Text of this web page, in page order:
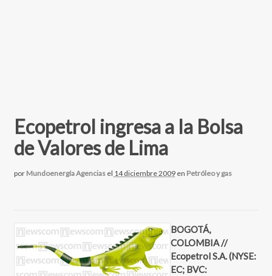
Ecopetrol ingresa a la Bolsa
de Valores de Lima
por Mundoenergía Agencias el 14 diciembre 2009 en Petróleo y gas
BOGOTÁ,
COLOMBIA //
Ecopetrol S.A. (NYSE:
EC; BVC: